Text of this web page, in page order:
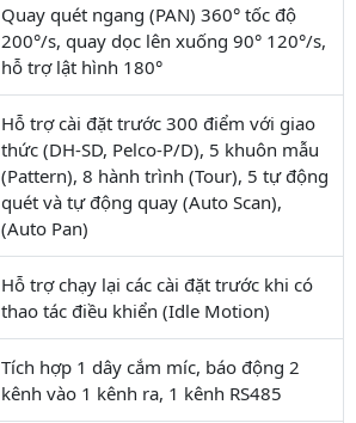
Quay quét ngang (PAN) 360° tốc độ
200°/s, quay dọc lên xuống 90° 120°/s,
hỗ trợ lật hình 180°
Hỗ trợ cài đặt trước 300 điểm với giao
thức (DH-SD, Pelco-P/D), 5 khuôn mẫu
(Pattern), 8 hành trình (Tour), 5 tự động
quét và tự động quay (Auto Scan),
(Auto Pan)
Hỗ trợ chạy lại các cài đặt trước khi có
thao tác điều khiển (Idle Motion)
Tích hợp 1 dây cắm míc, báo động 2
kênh vào 1 kênh ra, 1 kênh RS485